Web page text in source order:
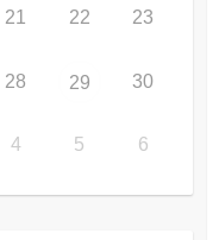
21 22 23
28 29 30
4 5 6